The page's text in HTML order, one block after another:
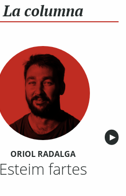
La columna
▶︎
ORIOL RADALGA
Esteim fartes